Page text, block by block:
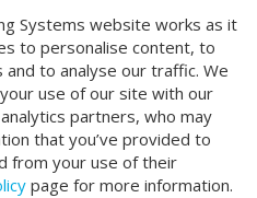
Systems website works as it
to personalise content, to
to analyse our traffic. We
use of our site with our
partners, who may
that you’ve provided to
from your use of their
page for more information.